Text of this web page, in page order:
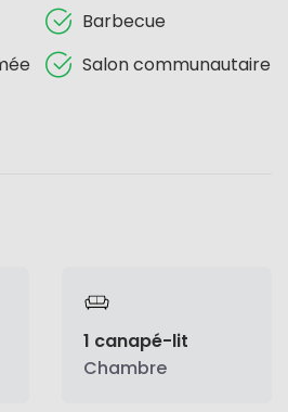
Barbecue
Salon communautaire
1 canapé-lit
Chambre